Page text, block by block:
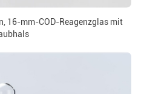
16-mm-COD-Reagenzglas mit